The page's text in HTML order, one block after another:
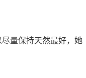
量保持天然最好，她